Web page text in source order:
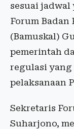
sesuai jadwal
Forum Badan
(Bamuskal)
pemerintah
regulasi yang
pelaksanaan
Sekretaris
Suharjono,